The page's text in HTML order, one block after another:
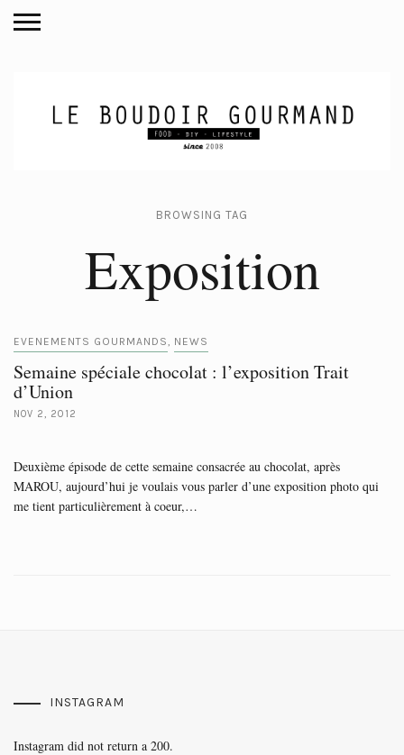
BROWSING TAG
Exposition
EVENEMENTS GOURMANDS, NEWS
Semaine spéciale chocolat : l’exposition Trait
d’Union
NOV 2, 2012
Deuxième épisode de cette semaine consacrée au chocolat, après
MAROU, aujourd’hui je voulais vous parler d’une exposition photo qui
me tient particulièrement à coeur,…
INSTAGRAM
Instagram did not return a 200.